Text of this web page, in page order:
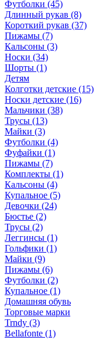
Футболки (45)
Длинный рукав (8)
Короткий рукав (37)
Пижамы (7)
Кальсоны (3)
Носки (34)
Шорты (1)
Детям
Колготки детские (15)
Носки детские (16)
Мальчики (38)
Трусы (13)
Майки (3)
Футболки (4)
Фуфайки (1)
Пижамы (7)
Комплекты (1)
Кальсоны (4)
Купальное (5)
Девочки (24)
Бюстье (2)
Трусы (2)
Леггинсы (1)
Гольфики (1)
Майки (9)
Пижамы (6)
Футболки (2)
Купальное (1)
Домашняя обувь
Торговые марки
Trndy (3)
Bellafonte (1)